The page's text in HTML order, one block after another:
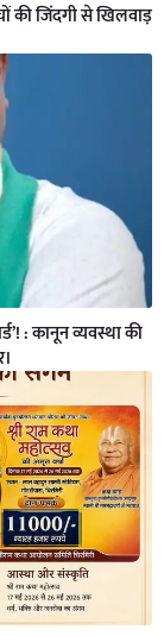
की जिंदगी से खिलवाड़
: कानून व्यवस्था की